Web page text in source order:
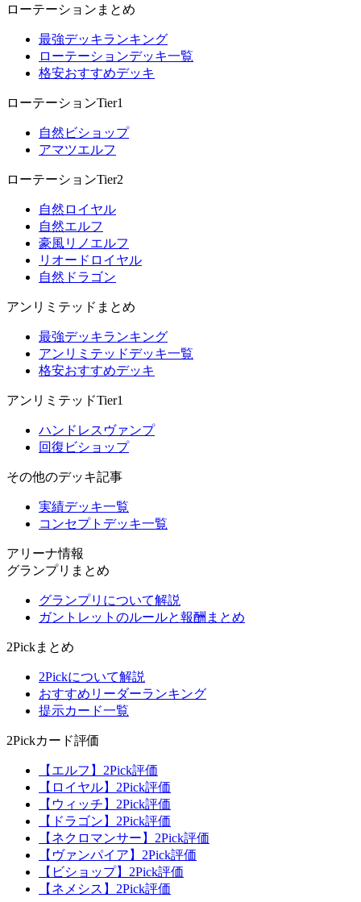
ローテーションまとめ
最強デッキランキング
ローテーションデッキ一覧
格安おすすめデッキ
ローテーションTier1
自然ビショップ
アマツエルフ
ローテーションTier2
自然ロイヤル
自然エルフ
豪風リノエルフ
リオードロイヤル
自然ドラゴン
アンリミテッドまとめ
最強デッキランキング
アンリミテッドデッキ一覧
格安おすすめデッキ
アンリミテッドTier1
ハンドレスヴァンプ
回復ビショップ
その他のデッキ記事
実績デッキ一覧
コンセプトデッキ一覧
アリーナ情報
グランプリまとめ
グランプリについて解説
ガントレットのルールと報酬まとめ
2Pickまとめ
2Pickについて解説
おすすめリーダーランキング
提示カード一覧
2Pickカード評価
【エルフ】2Pick評価
【ロイヤル】2Pick評価
【ウィッチ】2Pick評価
【ドラゴン】2Pick評価
【ネクロマンサー】2Pick評価
【ヴァンパイア】2Pick評価
【ビショップ】2Pick評価
【ネメシス】2Pick評価